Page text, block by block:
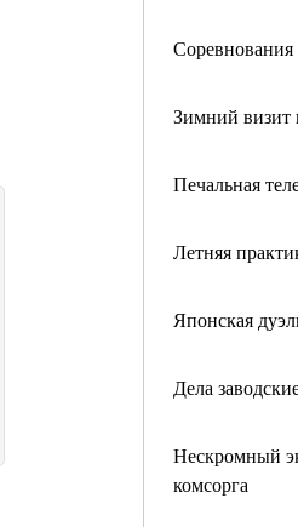
Соревнования
Зимний визит
Печальная
Летняя
Японская
Дела
Нескромный
комсорга